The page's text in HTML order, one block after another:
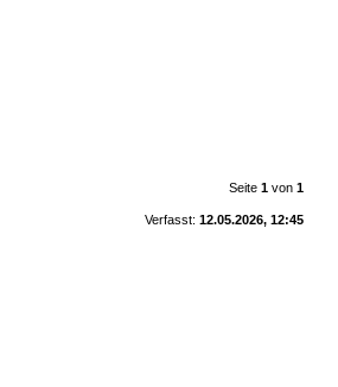
Seite 1von 1
Verfasst: 12.05.2026, 12:45